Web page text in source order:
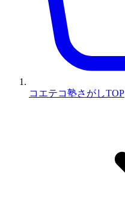
コエテコ塾さがしTOP